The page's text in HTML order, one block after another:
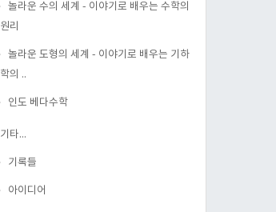
놀라운 수의 세계 - 이야기로 배우는 수학의
원리
놀라운 도형의 세계 - 이야기로 배우는 기하
학의 ..
인도 베다수학
기타...
기록들
아이디어